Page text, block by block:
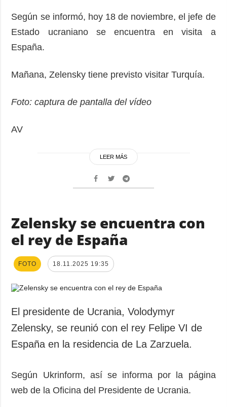
Según se informó, hoy 18 de noviembre, el jefe de
Estado ucraniano se encuentra en visita a
España.
Mañana, Zelensky tiene previsto visitar Turquía.
Foto: captura de pantalla del vídeo
AV
LEER MÁS
Zelensky se encuentra con
el rey de España
FOTO 18.11.2025 19:35
El presidente de Ucrania, Volodymyr
Zelensky, se reunió con el rey Felipe VI de
España en la residencia de La Zarzuela.
Según Ukrinform, así se informa por la página
web de la Oficina del Presidente de Ucrania.